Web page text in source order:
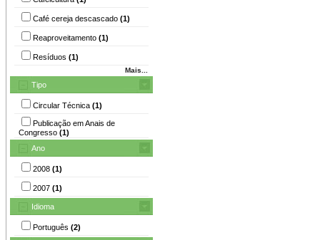
Café cereja descascado (1)
Reaproveitamento (1)
Resíduos (1)
Mais...
Tipo
Circular Técnica (1)
Publicação em Anais de
Congresso (1)
Ano
2008 (1)
2007 (1)
Idioma
Português (2)